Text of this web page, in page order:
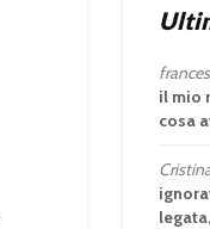
il mio
cosa